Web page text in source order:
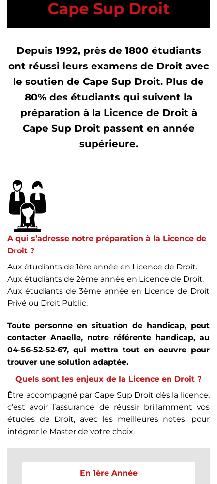
Cape Sup Droit
Depuis 1992, près de 1800 étudiants
ont réussi leurs examens de Droit avec
le soutien de Cape Sup Droit. Plus de
80% des étudiants qui suivent la
préparation à la Licence de Droit à
Cape Sup Droit passent en année
supérieure.
A qui s’adresse notre préparation à la Licence de
Droit ?
Aux étudiants de 1ère année en Licence de Droit.
Aux étudiants de 2ème année en Licence de Droit.
Aux étudiants de 3ème année en Licence de Droit
Privé ou Droit Public.
Toute personne en situation de handicap, peut
contacter Anaelle, notre référente handicap, au
04-56-52-52-67, qui mettra tout en oeuvre pour
trouver une solution adaptée.
Quels sont les enjeux de la Licence en Droit ?
Être accompagné par Cape Sup Droit dès la licence,
c’est avoir l’assurance de réussir brillamment vos
études de Droit, avec les meilleures notes, pour
intégrer le Master de votre choix.
En 1ère Année